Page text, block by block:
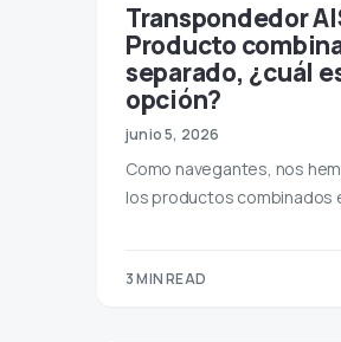
Transpondedor
Producto
separado, ¿cuál
opción?
junio 5, 2026
Como navegantes, nos
los productos combinados
3 MIN READ